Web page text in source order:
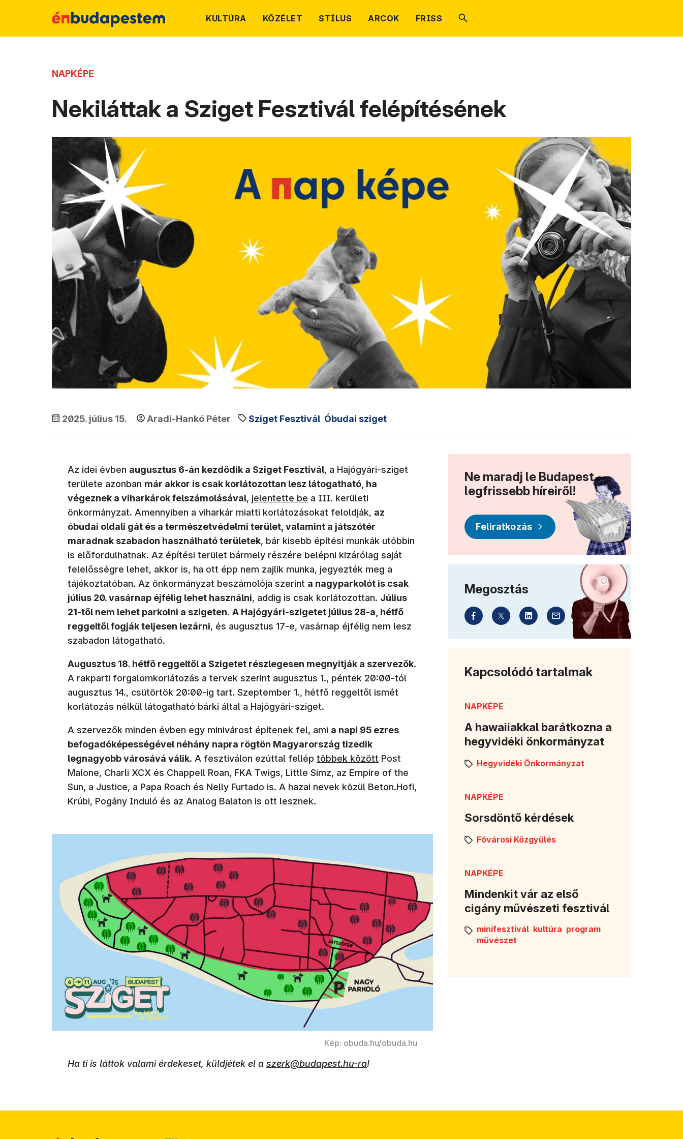
KULTÚRA KÖZÉLET STÍLUS ARCOK FRISS
NAPKÉPE
Nekiláttak a Sziget Fesztivál felépítésének
2025. július 15. Aradi-Hankó Péter Sziget Fesztivál Óbudai sziget
Az idei évben augusztus 6-án kezdődik a Sziget Fesztivál, a Hajógyári-sziget
területe azonban már akkor is csak korlátozottan lesz látogatható, ha
végeznek a viharkárok felszámolásával, (új ablakban nyílik meg)
jelentette be a III. kerületi
önkormányzat. Amennyiben a viharkár miatti korlátozásokat feloldják, az
óbudai oldali gát és a természetvédelmi terület, valamint a játszótér
maradnak szabadon használható területek, bár kisebb építési munkák utóbbin
is előfordulhatnak. Az építési terület bármely részére belépni kizárólag saját
felelősségre lehet, akkor is, ha ott épp nem zajlik munka, jegyezték meg a
tájékoztatóban. Az önkormányzat beszámolója szerint a nagyparkolót is csak
július 20. vasárnap éjfélig lehet használni, addig is csak korlátozottan. Július
21-től nem lehet parkolni a szigeten. A Hajógyári-szigetet július 28-a, hétfő
reggeltől fogják teljesen lezárni, és augusztus 17-e, vasárnap éjfélig nem lesz
szabadon látogatható.
Augusztus 18. hétfő reggeltől a Szigetet részlegesen megnyitják a szervezők.
A rakparti forgalomkorlátozás a tervek szerint augusztus 1., péntek 20:00-tól
augusztus 14., csütörtök 20:00-ig tart. Szeptember 1., hétfő reggeltől ismét
korlátozás nélkül látogatható bárki által a Hajógyári-sziget.
A szervezők minden évben egy minivárost építenek fel, ami a napi 95 ezres
befogadóképességével néhány napra rögtön Magyarország tizedik
legnagyobb városává válik. A fesztiválon ezúttal fellép (új ablakban nyílik meg)
többek között Post
Malone, Charli XCX és Chappell Roan, FKA Twigs, Little Simz, az Empire of the
Sun, a Justice, a Papa Roach és Nelly Furtado is. A hazai nevek közül Beton.Hofi,
Krúbi, Pogány Induló és az Analog Balaton is ott lesznek.
Kép: obuda.hu/obuda.hu
Ha ti is láttok valami érdekeset, küldjétek el a szerk@budapest.hu-ra!
Ne maradj le Budapest
legfrissebb híreiről!
Feliratkozás
Megosztás
Kapcsolódó tartalmak
NAPKÉPE
A hawaiiakkal barátkozna a
hegyvidéki önkormányzat
Hegyvidéki Önkormányzat
NAPKÉPE
Sorsdöntő kérdések
Fővárosi Közgyűlés
NAPKÉPE
Mindenkit vár az első
cigány művészeti fesztivál
minifesztivál kultúra program
művészet